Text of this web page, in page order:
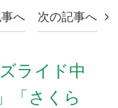
へ 次の記事へ
ライド中
「さくら